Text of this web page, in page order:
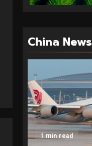
China News
1 min read